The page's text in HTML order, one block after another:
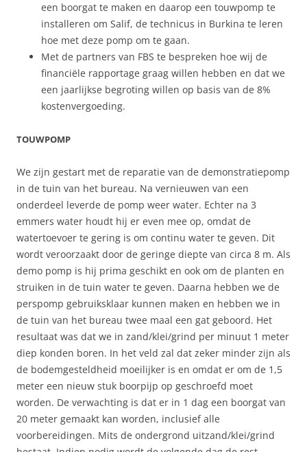
een boorgat te maken en daarop een touwpomp te
installeren om Salif, de technicus in Burkina te leren
hoe met deze pomp om te gaan.
Met de partners van FBS te bespreken hoe wij de
financiële rapportage graag willen hebben en dat we
een jaarlijkse begroting willen op basis van de 8%
kostenvergoeding.
TOUWPOMP
We zijn gestart met de reparatie van de demonstratiepomp
in de tuin van het bureau. Na vernieuwen van een
onderdeel leverde de pomp weer water. Echter na 3
emmers water houdt hij er even mee op, omdat de
watertoevoer te gering is om continu water te geven. Dit
wordt veroorzaakt door de geringe diepte van circa 8 m. Als
demo pomp is hij prima geschikt en ook om de planten en
struiken in de tuin water te geven. Daarna hebben we de
perspomp gebruiksklaar kunnen maken en hebben we in
de tuin van het bureau twee maal een gat geboord. Het
resultaat was dat we in zand/klei/grind per minuut 1 meter
diep konden boren. In het veld zal dat zeker minder zijn als
de bodemgesteldheid moeilijker is en omdat er om de 1,5
meter een nieuw stuk boorpijp op geschroefd moet
worden. De verwachting is dat er in 1 dag een boorgat van
20 meter gemaakt kan worden, inclusief alle
voorbereidingen. Mits de ondergrond uitzand/klei/grind